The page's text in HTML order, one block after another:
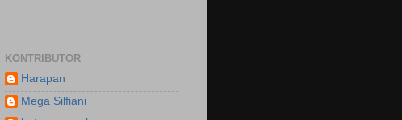
KONTRIBUTOR
Harapan
Mega Silfiani